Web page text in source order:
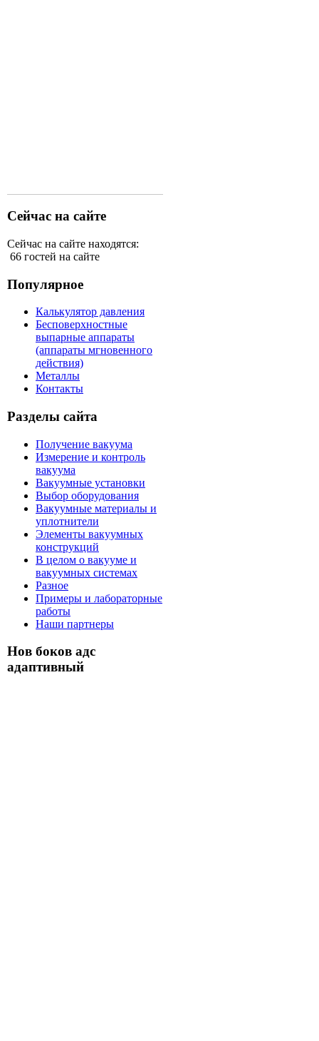
Сейчас на сайте
Сейчас на сайте находятся:
66 гостей на сайте
Популярное
Калькулятор давления
Бесповерхностные
выпарные аппараты
(аппараты мгновенного
действия)
Металлы
Контакты
Разделы сайта
Получение вакуума
Измерение и контроль
вакуума
Вакуумные установки
Выбор оборудования
Вакуумные материалы и
уплотнители
Элементы вакуумных
конструкций
В целом о вакууме и
вакуумных системах
Разное
Примеры и лабораторные
работы
Наши партнеры
Нов боков адс
адаптивный